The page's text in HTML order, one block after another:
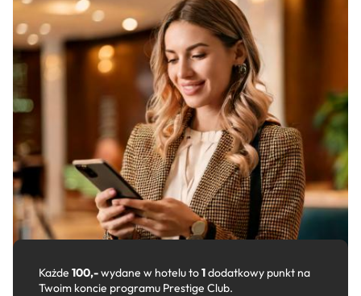
Każde 100,-wydane w hotelu to1dodatkowy punkt na
Twoim koncie programu Prestige Club.